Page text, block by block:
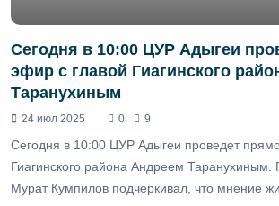
Сегодня в 10:00 ЦУР Адыгеи
эфир с главой Гиагинского
Таранухиным
24 июл 2025 0 9
Сегодня в 10:00 ЦУР Адыгеи проведет
Гиагинского района Андреем Таранухиным.
Мурат Кумпилов подчеркивал, что мнение